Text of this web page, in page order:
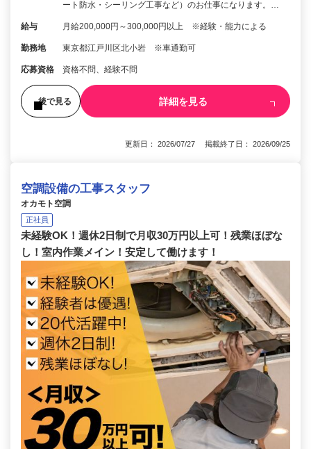
ート防水・シーリング工事など）のお仕事になります。…
給与 月給200,000円～300,000円以上 ※経験・能力による
勤務地 東京都江戸川区北小岩 ※車通勤可
応募資格 資格不問、経験不問
後で見る 詳細を見る
更新日： 2026/07/27 掲載終了日： 2026/09/25
空調設備の工事スタッフ
オカモト空調
正社員
未経験OK！週休2日制で月収30万円以上可！残業ほぼな
し！室内作業メイン！安定して働けます！